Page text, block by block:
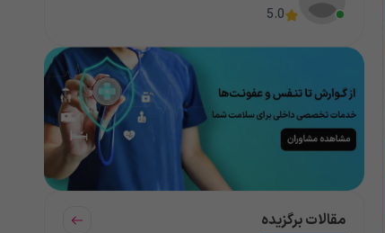
5.0
مقالات برگزیده